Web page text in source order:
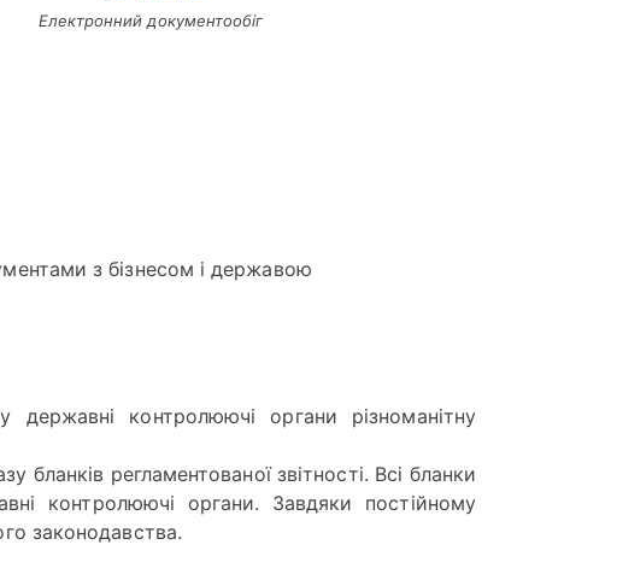
Електронний документообіг
з бізнесом і державою
контролюючі органи різноманітну
регламентованої звітності. Всі бланки
контролюючі органи. Завдяки постійному
законодавства.